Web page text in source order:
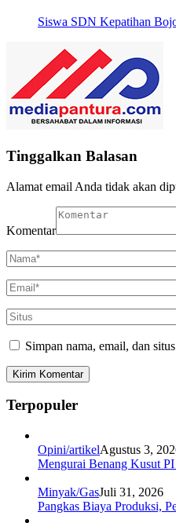
Siswa SDN Kepatihan
Tinggalkan Balasan
Alamat email Anda tidak akan
Komentar
Simpan nama, email, dan
Terpopuler
Opini/artikelAgustus 3,
Mengurai Benang Kusut
Minyak/GasJuli 31, 2026
Pangkas Biaya Produksi,